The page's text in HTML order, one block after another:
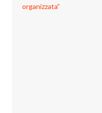
organizzata”